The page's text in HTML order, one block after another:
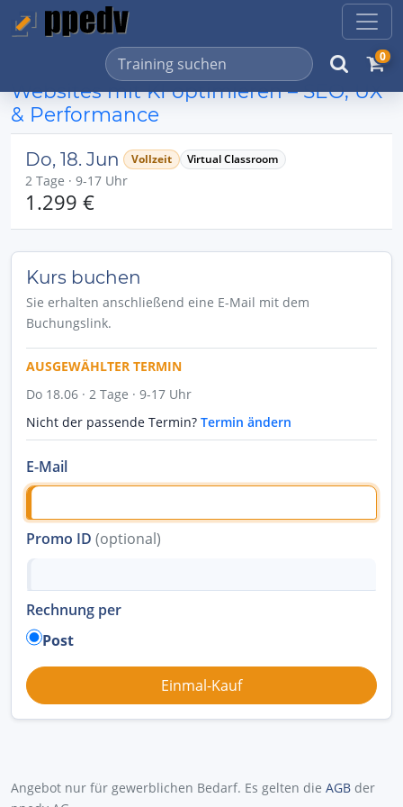
0
Websites mit KI optimieren – SEO, UX
& Performance
Do, 18. Jun Vollzeit Virtual Classroom
2 Tage · 9-17 Uhr
1.299 €
Kurs buchen
Sie erhalten anschließend eine E-Mail mit dem
Buchungslink.
AUSGEWÄHLTER TERMIN
Do 18.06 · 2 Tage · 9-17 Uhr
Nicht der passende Termin? Termin ändern
E-Mail
Promo ID (optional)
Rechnung per
Post
Angebot nur für gewerblichen Bedarf. Es gelten die AGB der